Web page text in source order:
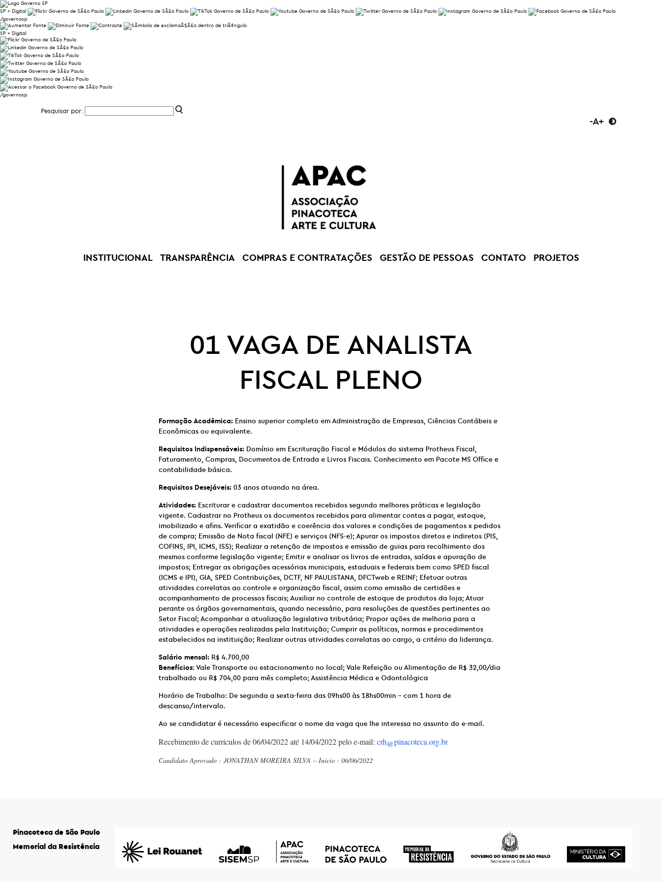
SP + Digital
/governosp
SP + Digital
/governosp
Pesquisar por:
-A+
INSTITUCIONAL TRANSPARÊNCIA COMPRAS E CONTRATAÇÕES GESTÃO DE PESSOAS CONTATO PROJETOS
01 VAGA DE ANALISTA
FISCAL PLENO
Formação Acadêmica: Ensino superior completo em Administração de Empresas, Ciências Contábeis e
Econômicas ou equivalente.
Requisitos Indispensáveis: Domínio em Escrituração Fiscal e Módulos do sistema Protheus Fiscal,
Faturamento, Compras, Documentos de Entrada e Livros Fiscais. Conhecimento em Pacote MS Office e
contabilidade básica.
Requisitos Desejáveis: 03 anos atuando na área.
Atividades: Escriturar e cadastrar documentos recebidos segundo melhores práticas e legislação
vigente. Cadastrar no Protheus os documentos recebidos para alimentar contas a pagar, estoque,
imobilizado e afins. Verificar a exatidão e coerência dos valores e condições de pagamentos x pedidos
de compra; Emissão de Nota fiscal (NFE) e serviços (NFS-e); Apurar os impostos diretos e indiretos (PIS,
COFINS, IPI, ICMS, ISS); Realizar a retenção de impostos e emissão de guias para recolhimento dos
mesmos conforme legislação vigente; Emitir e analisar os livros de entradas, saídas e apuração de
impostos; Entregar as obrigações acessórias municipais, estaduais e federais bem como SPED fiscal
(ICMS e IPI), GIA, SPED Contribuições, DCTF, NF PAULISTANA, DFCTweb e REINF; Efetuar outras
atividades correlatas ao controle e organização fiscal, assim como emissão de certidões e
acompanhamento de processos fiscais; Auxiliar no controle de estoque de produtos da loja; Atuar
perante os órgãos governamentais, quando necessário, para resoluções de questões pertinentes ao
Setor Fiscal; Acompanhar a atualização legislativa tributária; Propor ações de melhoria para a
atividades e operações realizadas pela Instituição; Cumprir as políticas, normas e procedimentos
estabelecidos na instituição; Realizar outras atividades correlatas ao cargo, a critério da liderança.
Salário mensal: R$ 4.700,00
Benefícios: Vale Transporte ou estacionamento no local; Vale Refeição ou Alimentação de R$ 32,00/dia
trabalhado ou R$ 704,00 para mês completo; Assistência Médica e Odontológica
Horário de Trabalho: De segunda a sexta-feira das 09hs00 às 18hs00min – com 1 hora de
descanso/intervalo.
Ao se candidatar é necessário especificar o nome da vaga que lhe interessa no assunto do e-mail.
Recebimento de currículos de 06/04/2022 até 14/04/2022 pelo e-mail: crh@pinacoteca.org.br
Candidato Aprovado : JONATHAN MOREIRA SILVA – Início : 06/06/2022
Pinacoteca de São Paulo
Memorial da Resistência